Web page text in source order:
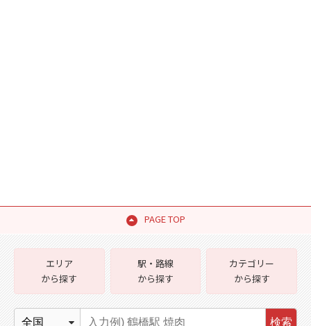
PAGE TOP
エリア
から探す
駅・路線
から探す
カテゴリー
から探す
検索